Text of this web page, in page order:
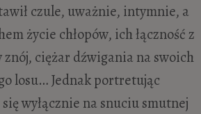
czule, uważnie, intymnie, a
życie chłopów, ich łączność z
ciężar dźwigania na swoich
losu… Jednak portretując
wyłącznie na snuciu smutnej